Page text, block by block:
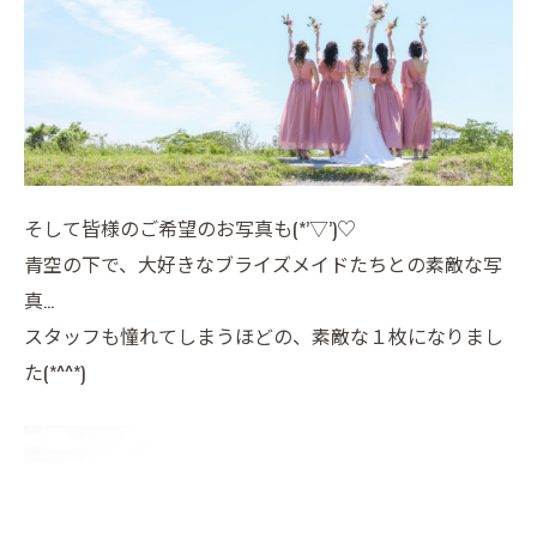
そして皆様のご希望のお写真も(*’▽’)♡
青空の下で、大好きなブライズメイドたちとの素敵な写
真…
スタッフも憧れてしまうほどの、素敵な１枚になりまし
た(*^^*)